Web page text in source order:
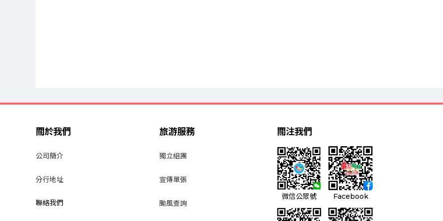
關於我們
公司簡介
分行地址
聯絡我們
旅游服務
獨立組團
宣傳單張
颱風查詢
關注我們
微信公眾號 Facebook